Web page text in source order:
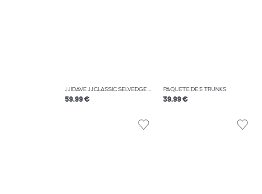
JJIDAVE JJCLASSIC SELVEDGE AM 633 STYD JEANS WIDE FIT
59.99 €
PAQUETE DE 5 TRUNKS
39.99 €